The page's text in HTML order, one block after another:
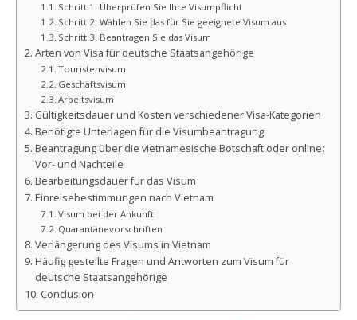
Schritt 1: Überprüfen Sie Ihre Visumpflicht
Schritt 2: Wählen Sie das für Sie geeignete Visum aus
Schritt 3: Beantragen Sie das Visum
Arten von Visa für deutsche Staatsangehörige
Touristenvisum
Geschäftsvisum
Arbeitsvisum
Gültigkeitsdauer und Kosten verschiedener Visa-Kategorien
Benötigte Unterlagen für die Visumbeantragung
Beantragung über die vietnamesische Botschaft oder online:
Vor- und Nachteile
Bearbeitungsdauer für das Visum
Einreisebestimmungen nach Vietnam
Visum bei der Ankunft
Quarantänevorschriften
Verlängerung des Visums in Vietnam
Häufig gestellte Fragen und Antworten zum Visum für
deutsche Staatsangehörige
Conclusion